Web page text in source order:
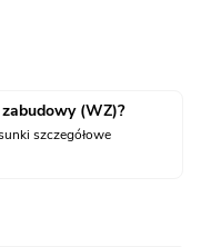
(WZ)?
szczegółowe